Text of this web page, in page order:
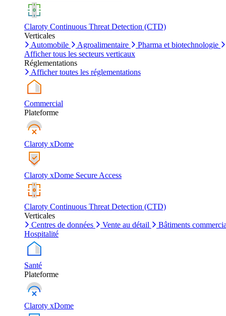
Claroty Continuous Threat Detection (CTD)
Verticales
Automobile
Agroalimentaire
Pharma et biotechnologie
Afficher tous les secteurs verticaux
Réglementations
Afficher toutes les réglementations
Commercial
Plateforme
Claroty xDome
Claroty xDome Secure Access
Claroty Continuous Threat Detection (CTD)
Verticales
Centres de données
Vente au détail
Bâtiments
Hospitalité
Santé
Plateforme
Claroty xDome